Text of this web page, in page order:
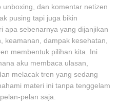
dan komentar netizen
pusing tapi juga bikin
apa sebenarnya yang dijanjikan
keamanan, dampak kesehatan,
membentuk pilihan kita. Ini
aku membaca ulasan,
melacak tren yang sedang
materi ini tanpa tenggelam
pelan saja.